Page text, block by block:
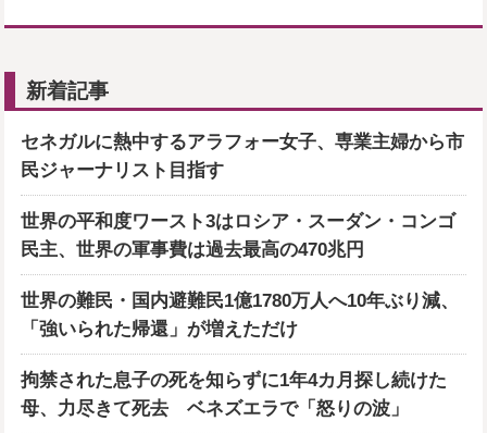
新着記事
セネガルに熱中するアラフォー女子、専業主婦から市
民ジャーナリスト目指す
世界の平和度ワースト3はロシア・スーダン・コンゴ
民主、世界の軍事費は過去最高の470兆円
世界の難民・国内避難民1億1780万人へ10年ぶり減、
「強いられた帰還」が増えただけ
拘禁された息子の死を知らずに1年4カ月探し続けた
母、力尽きて死去 ベネズエラで「怒りの波」